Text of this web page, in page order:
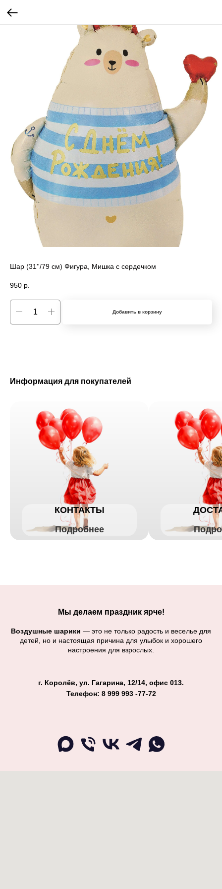
Шар (31''/79 см) Фигура, Мишка с сердечком
950 р.
Добавить в корзину
Информация для покупателей
КОНТАКТЫ
Подробнее
Мы делаем праздник ярче!
Воздушные шарики — это не только радость и веселье для
детей, но и настоящая причина для улыбок и хорошего
настроения для взрослых.
г. Королёв, ул. Гагарина, 12/14, офис 013.
Телефон: 8 999 993 -77-72